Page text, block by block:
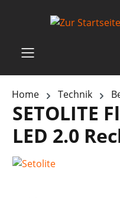
Home Technik
SETOLITE
LED 2.0